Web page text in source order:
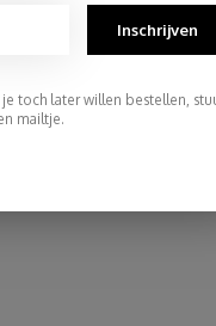
Inschrijven
toch later willen bestellen,
mailtje.